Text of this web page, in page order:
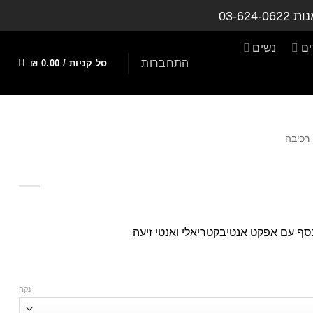
03-624-0622
נשים
התחברות סל קניות / ₪ 0.00
רכיבה
נקה